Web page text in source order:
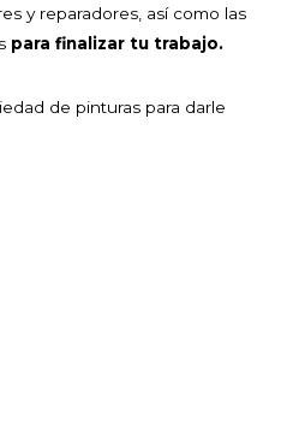
y reparadores, así como las
para finalizar tu trabajo.
de pinturas para darle